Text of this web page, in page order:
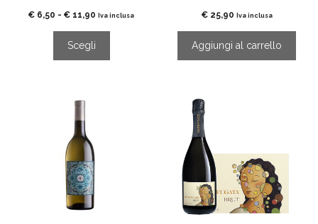
€ 6,50 - € 11,90 Fascia
Iva inclusa
Scegli
del
prodotto
€25,90 Iva inclusa
Aggiungi al carrello